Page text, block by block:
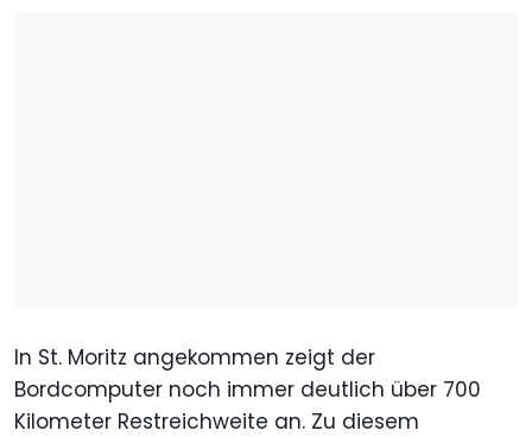
In St. Moritz angekommen zeigt der
Bordcomputer noch immer deutlich über 700
Kilometer Restreichweite an. Zu diesem